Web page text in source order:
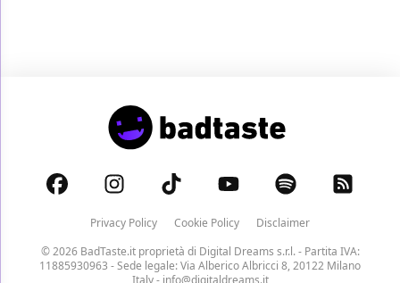
Privacy Policy Cookie Policy
Disclaimer
© 2026 BadTaste.it proprietà di Digital Dreams s.r.l.- Partita IVA:
11885930963 - Sede legale: Via Alberico Albricci 8, 20122 Milano
Italy - info@digitaldreams.it